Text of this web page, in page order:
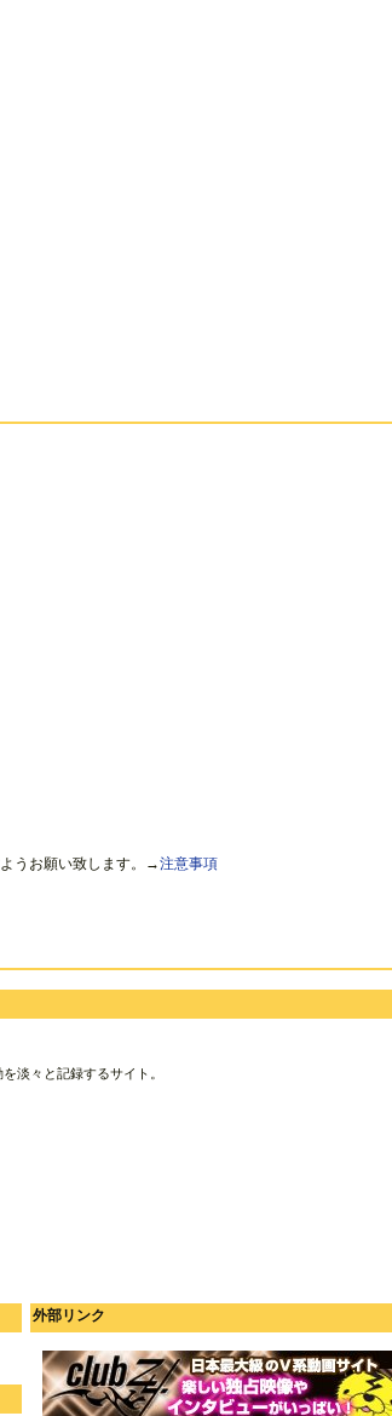
うお願い致します。→注意事項
淡々と記録するサイト。
外部リンク